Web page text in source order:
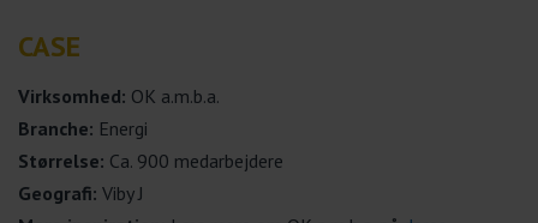
CASE
Virksomhed: OK a.m.b.a.
Branche: Energi
Størrelse: Ca. 900 medarbejdere
Geografi: Viby J